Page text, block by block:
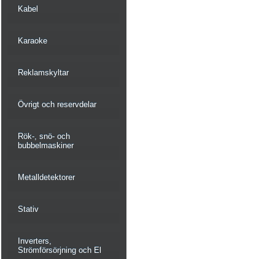
Kabel
Karaoke
Reklamskyltar
Övrigt och reservdelar
Rök-, snö- och
bubbelmaskiner
Metalldetektorer
Stativ
Inverters,
Strömförsörjning och El